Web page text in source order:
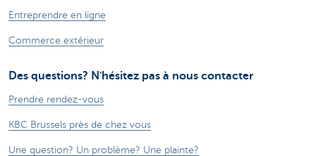
Entreprendre en ligne
Commerce extérieur
Des questions? N'hésitez pas à nous contacter
Prendre rendez-vous
KBC Brussels près de chez vous
Une question? Un problème? Une plainte?